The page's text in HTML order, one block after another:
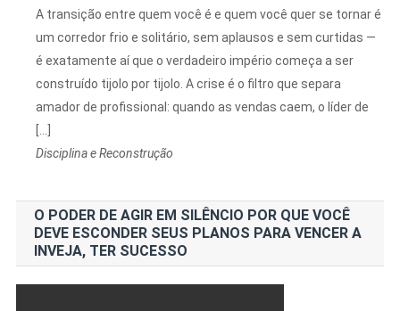
A transição entre quem você é e quem você quer se tornar é
um corredor frio e solitário, sem aplausos e sem curtidas —
é exatamente aí que o verdadeiro império começa a ser
construído tijolo por tijolo. A crise é o filtro que separa
amador de profissional: quando as vendas caem, o líder de
Disciplina e Reconstrução
O PODER DE AGIR EM SILÊNCIO POR QUE VOCÊ
DEVE ESCONDER SEUS PLANOS PARA VENCER A
INVEJA, TER SUCESSO